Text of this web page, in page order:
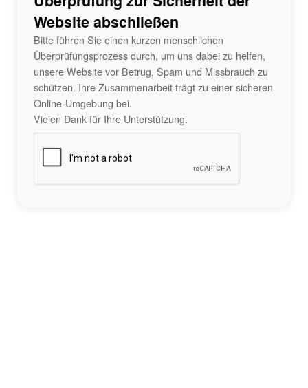
Website abschließen
Bitte führen Sie einen kurzen menschlichen
Überprüfungsprozess durch, um uns dabei zu helfen,
unsere Website vor Betrug, Spam und Missbrauch zu
schützen. Ihre Zusammenarbeit trägt zu einer sicheren
Online-Umgebung bei.
Vielen Dank für Ihre Unterstützung.